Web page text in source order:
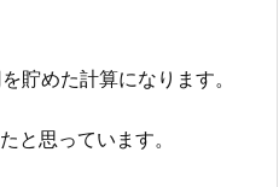
貯めた計算になります。
と思っています。